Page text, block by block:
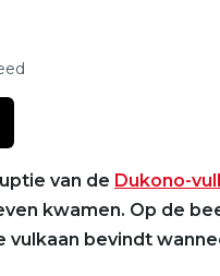
van de Dukono-
kwamen. Op de
vulkaan bevindt